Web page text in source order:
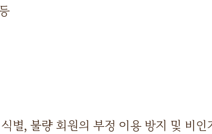
별, 불량 회원의 부정 이용 방지 및 비인